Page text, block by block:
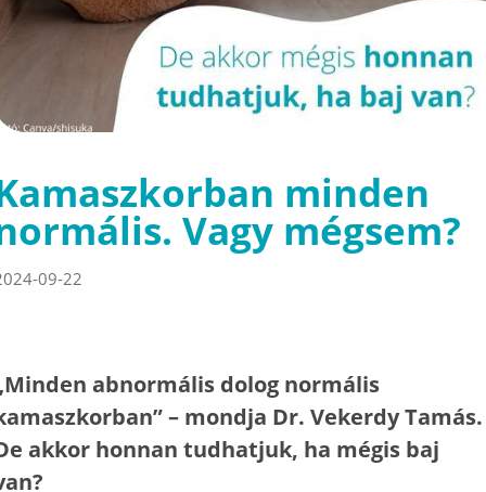
minden
Vagy mégsem?
09-22
abnormális dolog normális
– mondja Dr. Vekerdy Tamás.
akkor honnan tudhatjuk, ha mégis baj